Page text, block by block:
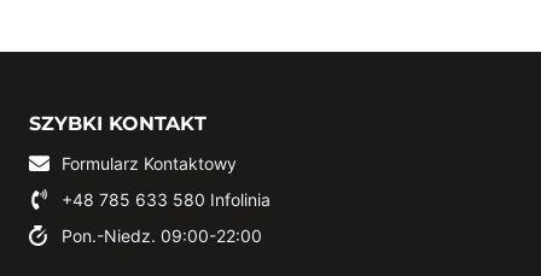
SZYBKI KONTAKT
Formularz Kontaktowy
+48 785 633 580 Infolinia
Pon.-Niedz. 09:00-22:00